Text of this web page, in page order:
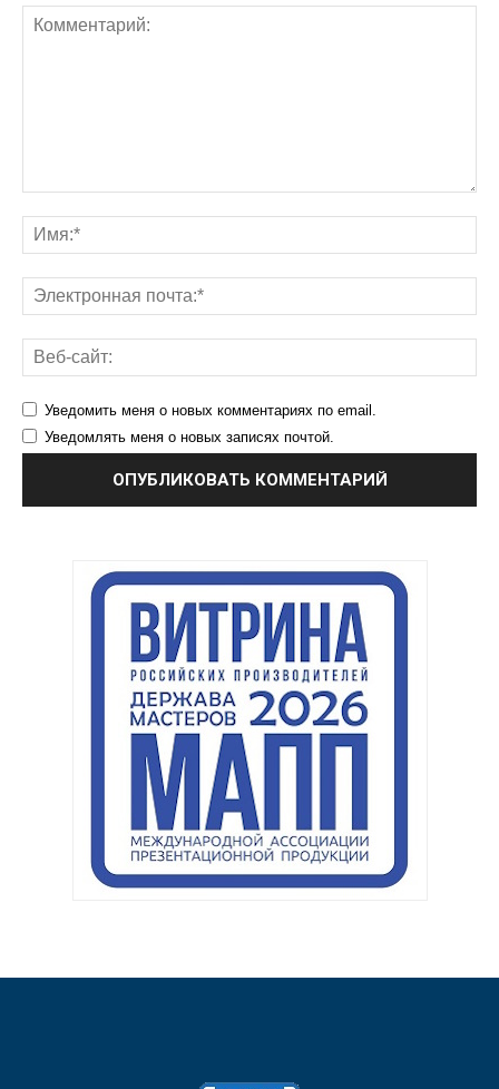
Уведомить меня о новых комментариях по email.
Уведомлять меня о новых записях почтой.